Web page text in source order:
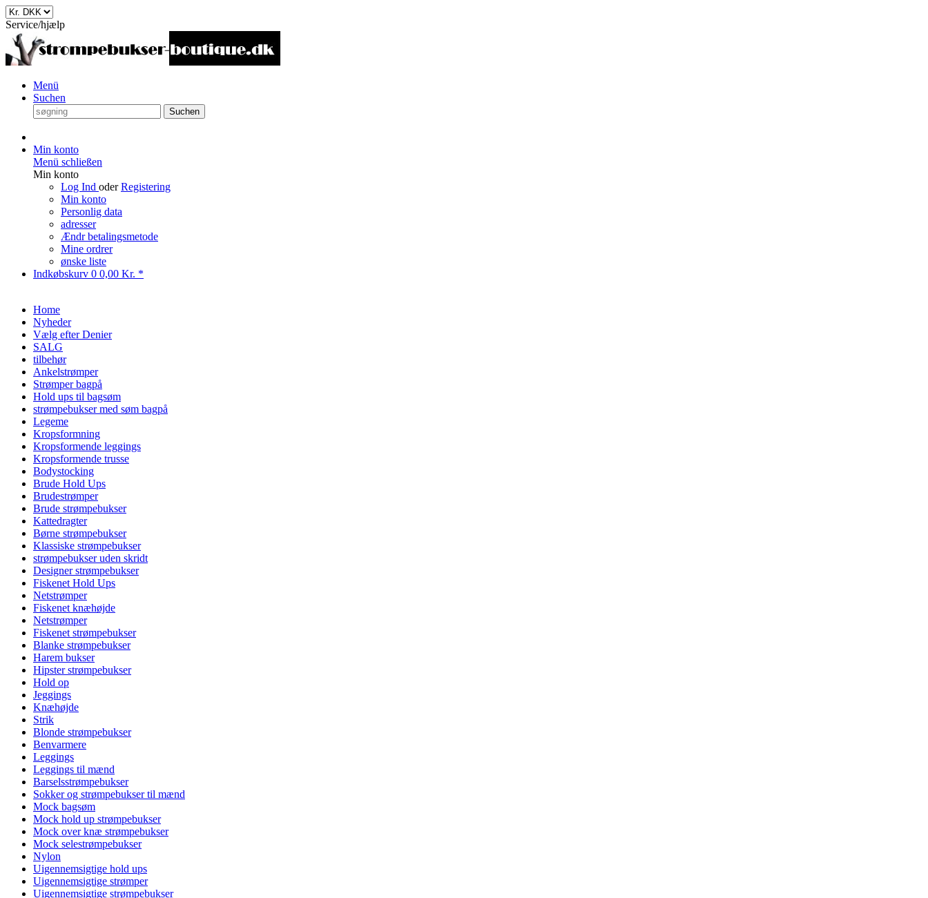
Service/hjælp
Menü
Suchen
Suchen
Min konto
Menü schließen
Min konto
Log Ind oderRegistering
Min konto
Personlig data
adresser
Ændr betalingsmetode
Mine ordrer
ønske liste
Indkøbskurv 0 0,00 Kr. *
Home
Nyheder
Vælg efter Denier
SALG
tilbehør
Ankelstrømper
Strømper bagpå
Hold ups til bagsøm
strømpebukser med søm bagpå
Legeme
Kropsformning
Kropsformende leggings
Kropsformende trusse
Bodystocking
Brude Hold Ups
Brudestrømper
Brude strømpebukser
Kattedragter
Børne strømpebukser
Klassiske strømpebukser
strømpebukser uden skridt
Designer strømpebukser
Fiskenet Hold Ups
Netstrømper
Fiskenet knæhøjde
Netstrømper
Fiskenet strømpebukser
Blanke strømpebukser
Harem bukser
Hipster strømpebukser
Hold op
Jeggings
Knæhøjde
Strik
Blonde strømpebukser
Benvarmere
Leggings
Leggings til mænd
Barselsstrømpebukser
Sokker og strømpebukser til mænd
Mock bagsøm
Mock hold up strømpebukser
Mock over knæ strømpebukser
Mock selestrømpebukser
Nylon
Uigennemsigtige hold ups
Uigennemsigtige strømper
Uigennemsigtige strømpebukser